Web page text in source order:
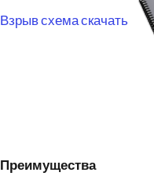
Взрыв схема скачать
Преимущества